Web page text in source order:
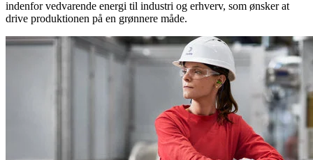
indenfor vedvarende energi til industri og erhverv, som ønsker at
drive produktionen på en grønnere måde.